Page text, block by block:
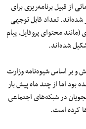
از قبیل برنامه‌ریزی برای
تعداد قابل توجهی
(مانند محتوای پروفایل، پیام
شده‌اند.
و بر اساس شیوه‌نامه وزارت
اما از چند ماه پیش بار
در شبکه‌های اجتماعی
کرده است.